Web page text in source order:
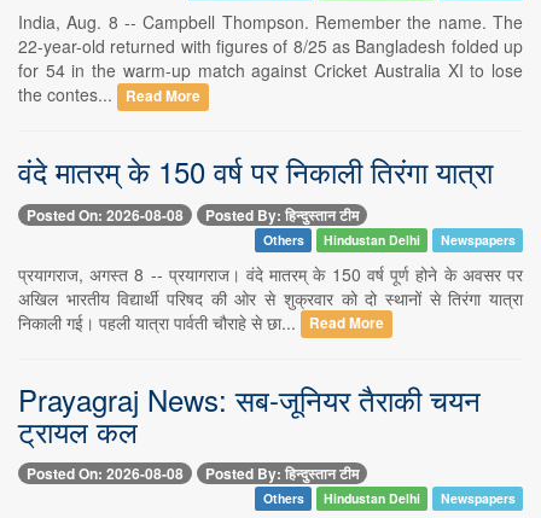
India, Aug. 8 -- Campbell Thompson. Remember the name. The
22-year-old returned with figures of 8/25 as Bangladesh folded up
for 54 in the warm-up match against Cricket Australia XI to lose
the contes...
Read More
वंदे मातरम् के 150 वर्ष पर निकाली तिरंगा यात्रा
Posted On: 2026-08-08 Posted By: हिन्दुस्तान टीम
Others Hindustan Delhi Newspapers
प्रयागराज, अगस्त 8 -- प्रयागराज। वंदे मातरम् के 150 वर्ष पूर्ण होने के अवसर पर
अखिल भारतीय विद्यार्थी परिषद की ओर से शुक्रवार को दो स्थानों से तिरंगा यात्रा
निकाली गई। पहली यात्रा पार्वती चौराहे से छा...
Read More
Prayagraj News: सब-जूनियर तैराकी चयन
ट्रायल कल
Posted On: 2026-08-08 Posted By: हिन्दुस्तान टीम
Others Hindustan Delhi Newspapers